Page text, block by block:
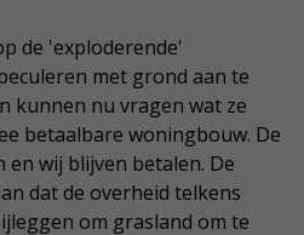
de 'exploderende'
met grond aan te
kunnen nu vragen wat ze
betaalbare woningbouw. De
wij blijven betalen. De
dat de overheid telkens
om grasland om te